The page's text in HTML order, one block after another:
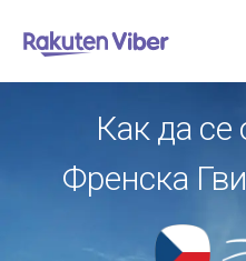
Как да се
Френска